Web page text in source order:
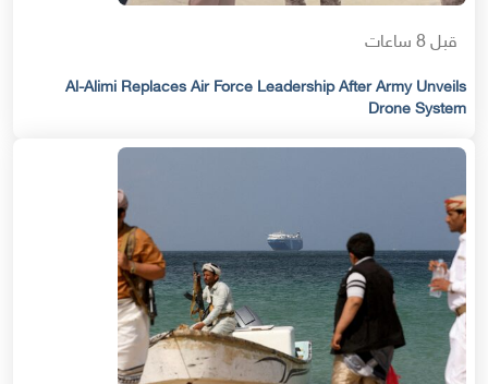
قبل 8 ساعات
Al-Alimi Replaces Air Force Leadership After Army Unveils
Drone System